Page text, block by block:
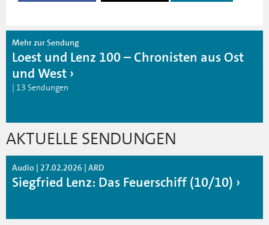
Mehr zur Sendung
Loest und Lenz 100 – Chronisten aus Ost
und West
| 13 Sendungen
AKTUELLE SENDUNGEN
Audio | 27.02.2026 | ARD
Siegfried Lenz: Das Feuerschiff (10/10)